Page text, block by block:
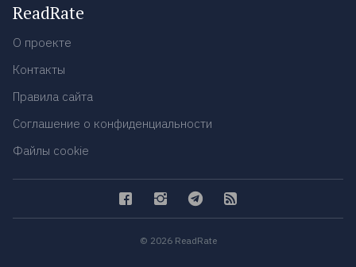
ReadRate
О проекте
Контакты
Правила сайта
Соглашение о конфиденциальности
Файлы cookie
© 2026 ReadRate